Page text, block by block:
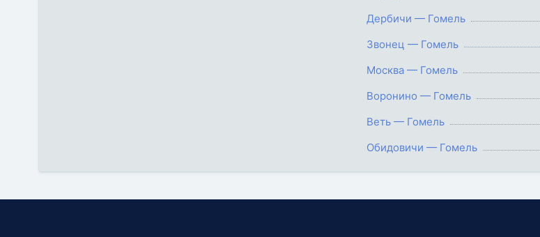
Дербичи — Гомель
Звонец — Гомель
Москва — Гомель
Воронино — Гомель
Веть — Гомель
Обидовичи — Гомель